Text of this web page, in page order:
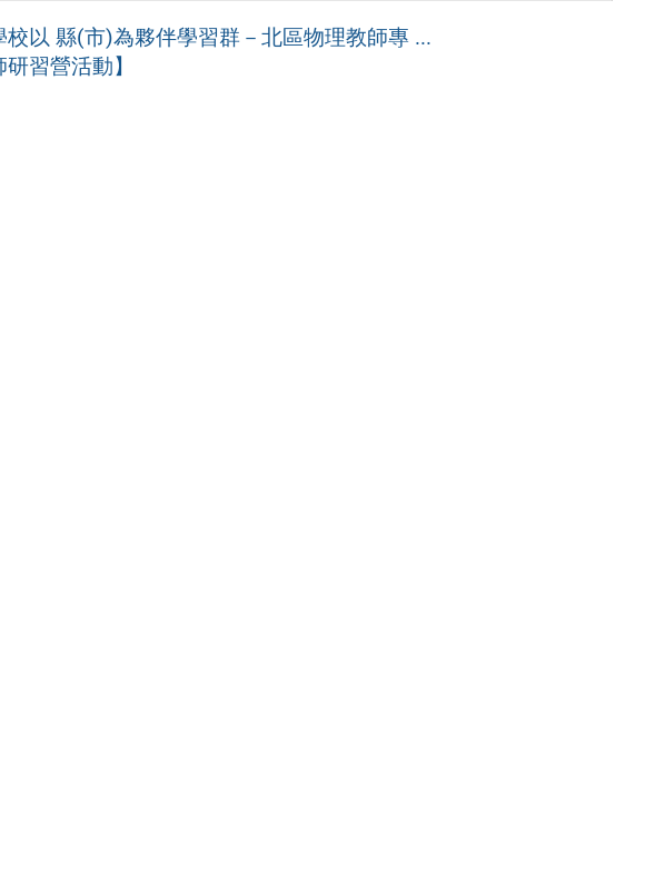
校以 縣(市)為夥伴學習群－北區物理教師專 ...
習營活動】